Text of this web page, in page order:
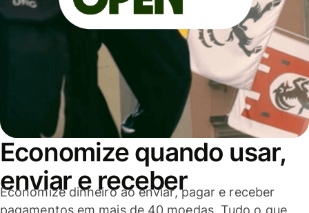
Economize quando usar,
enviar e receber
Economize dinheiro ao enviar, pagar e receber
pagamentos em mais de 40 moedas. Tudo o que